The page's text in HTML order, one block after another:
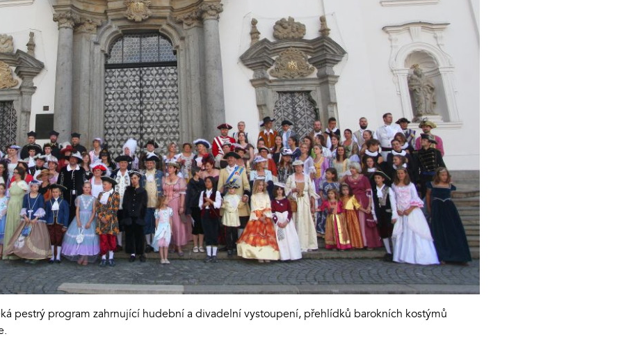
pestrý program zahrnující hudební a divadelní vystoupení, přehlídků barokních kostýmů